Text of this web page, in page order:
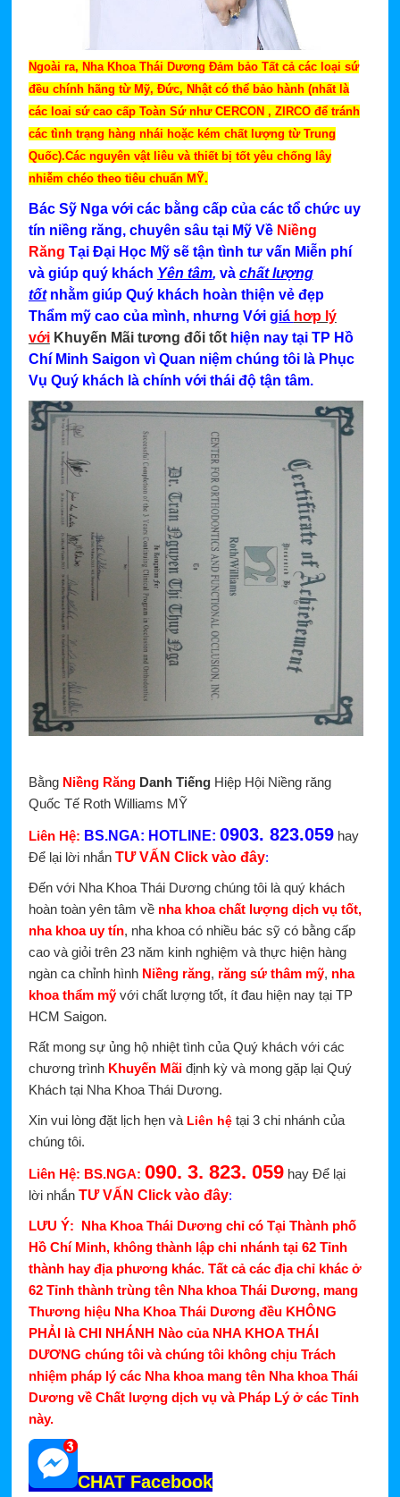
Ngoài ra, Nha Khoa Thái Dương Đảm bảo Tất cả các loại sứ
đều chính hãng từ Mỹ, Đức, Nhật có thể bảo hành (nhất là
các loai sứ cao cấp Toàn Sứ như CERCON , ZIRCO để tránh
các tình trạng hàng nhái hoặc kém chất lượng từ Trung
Quốc).Các nguyên vật liêu và thiết bị tốt yêu chống lây
nhiễm chéo theo tiêu chuẩn MỸ.
Bác Sỹ Nga với các bằng cấp của các tổ chức uy
tín niềng răng, chuyên sâu tại Mỹ Về Niềng
Răng Tại Đại Học Mỹ sẽ tận tình tư vấn Miễn phí
và giúp quý khách Yên tâm, và chất lượng
tốtnhằm giúp Quý khách hoàn thiện vẻ đẹp
Thẩm mỹ cao của mình, nhưng Với giá hơp lý
vớiKhuyến Mãi tương đối tốt hiện nay tại TP Hồ
Chí Minh Saigon vì Quan niệm chúng tôi là Phục
Vụ Quý khách là chính với thái độ tận tâm.
Bằng Niềng Răng Danh TiếngHiệp Hội Niềng răng
Quốc Tế Roth Williams MỸ
Liên Hệ: BS.NGA: HOTLINE: 0903. 823.059hay
Để lại lời nhắn TƯ VẤN Click vào đây:
Đến với Nha Khoa Thái Dương chúng tôi là quý khách
hoàn toàn yên tâm về nha khoa chất lượng dịch vụ tốt,
nha khoa uy tín, nha khoa có nhiều bác sỹ có bằng cấp
cao và giỏi trên 23 năm kinh nghiệm và thực hiện hàng
ngàn ca chỉnh hình Niềng răng, răng sứ thâm mỹ, nha
khoa thẩm mỹvới chất lượng tốt, ít đau hiện nay tại TP
HCM Saigon.
Rất mong sự ủng hộ nhiệt tình của Quý khách với các
chương trình Khuyến Mãi định kỳ và mong gặp lại Quý
Khách tại Nha Khoa Thái Dương.
Xin vui lòng đặt lịch hẹn và Liên hệtại 3 chi nhánh của
chúng tôi.
Liên Hệ: BS.NGA: 090. 3. 823. 059 hay Để lại
lời nhắn TƯ VẤN Click vào đây:
LƯU Ý: Nha Khoa Thái Dương chỉ có Tại Thành phố
Hồ Chí Minh, không thành lập chi nhánh tại 62 Tỉnh
thành hay địa phương khác. Tất cả các địa chỉ khác ở
62 Tỉnh thành trùng tên Nha khoa Thái Dương, mang
Thương hiệu Nha Khoa Thái Dương đều KHÔNG
PHẢI là CHI NHÁNH Nào của NHA KHOA THÁI
DƯƠNG chúng tôi và chúng tôi không chịu Trách
nhiệm pháp lý các Nha khoa mang tên Nha khoa Thái
Dương về Chất lượng dịch vụ và Pháp Lý ở các Tỉnh
này.
CHAT Facebook